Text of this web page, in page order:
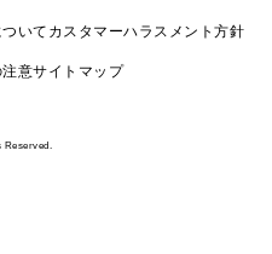
いて カスタマーハラスメント方針
注意サイトマップ
Reserved.